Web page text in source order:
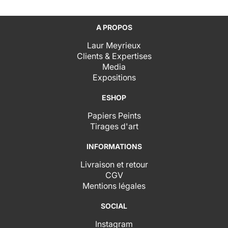
A PROPOS
Laur Meyrieux
Clients & Expertises
Media
Expositions
ESHOP
Papiers Peints
Tirages d'art
INFORMATIONS
Livraison et retour
CGV
Mentions légales
SOCIAL
Instagram